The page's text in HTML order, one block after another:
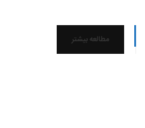
مطالعه بیشتر